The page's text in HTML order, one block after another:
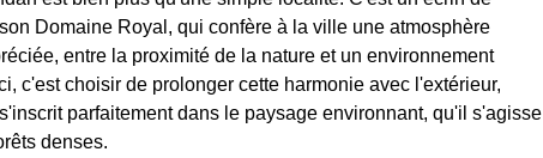
Domaine Royal, qui confère à la ville une atmosphère
entre la proximité de la nature et un environnement
c'est choisir de prolonger cette harmonie avec l'extérieur,
parfaitement dans le paysage environnant, qu'il s'agisse
denses.